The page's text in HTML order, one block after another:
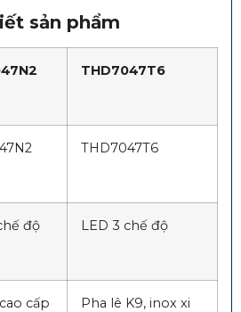
sản phẩm
THD7047T6
THD7047T6
độ LED 3 chế độ
cấp
Pha lê K9, inox xi